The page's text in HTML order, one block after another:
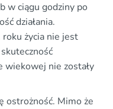
w ciągu godziny po
działania.
życia nie jest
nie zostały
ostrożność. Mimo że